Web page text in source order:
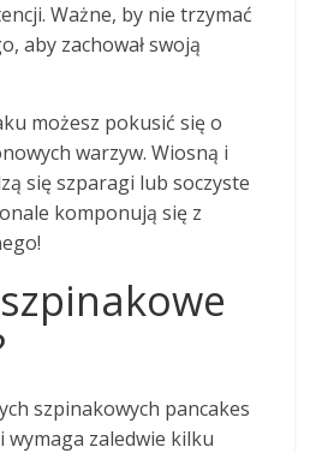
Ważne, by nie trzymać
aby zachował swoją
możesz pokusić się o
warzyw. Wiosną i
się szparagi lub soczyste
komponują się z
szpinakowych pancakes
zaledwie kilku